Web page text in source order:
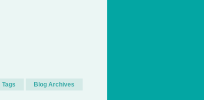
Tags Blog Archives